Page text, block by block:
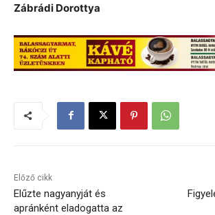
Zábrádi Dorottya
Előző cikk
Elűzte nagyanyját és
apránként eladogatta az